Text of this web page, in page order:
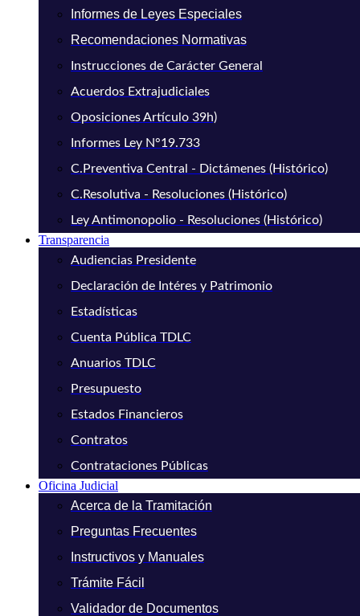
Informes de Leyes Especiales
Recomendaciones Normativas
Instrucciones de Carácter General
Acuerdos Extrajudiciales
Oposiciones Artículo 39h)
Informes Ley N°19.733
C.Preventiva Central - Dictámenes (Histórico)
C.Resolutiva - Resoluciones (Histórico)
Ley Antimonopolio - Resoluciones (Histórico)
Transparencia
Audiencias Presidente
Declaración de Intéres y Patrimonio
Estadísticas
Cuenta Pública TDLC
Anuarios TDLC
Presupuesto
Estados Financieros
Contratos
Contrataciones Públicas
Oficina Judicial
Acerca de la Tramitación
Preguntas Frecuentes
Instructivos y Manuales
Trámite Fácil
Validador de Documentos